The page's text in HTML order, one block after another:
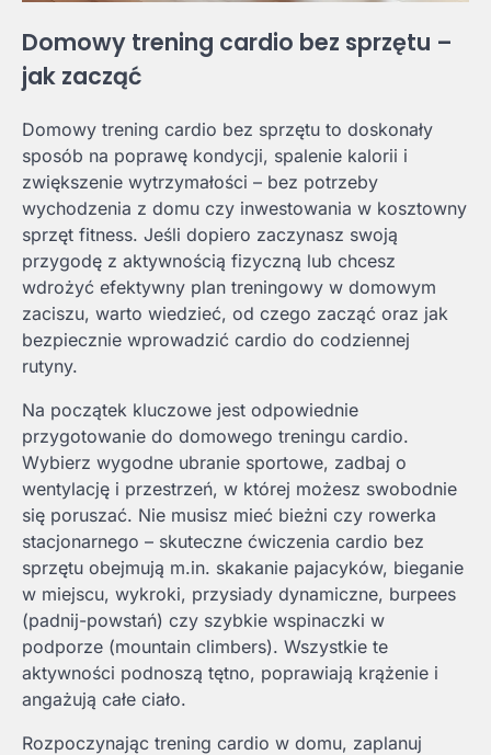
Domowy trening cardio bez sprzętu –
jak zacząć
Domowy trening cardio bez sprzętu to doskonały
sposób na poprawę kondycji, spalenie kalorii i
zwiększenie wytrzymałości – bez potrzeby
wychodzenia z domu czy inwestowania w kosztowny
sprzęt fitness. Jeśli dopiero zaczynasz swoją
przygodę z aktywnością fizyczną lub chcesz
wdrożyć efektywny plan treningowy w domowym
zaciszu, warto wiedzieć, od czego zacząć oraz jak
bezpiecznie wprowadzić cardio do codziennej
rutyny.
Na początek kluczowe jest odpowiednie
przygotowanie do domowego treningu cardio.
Wybierz wygodne ubranie sportowe, zadbaj o
wentylację i przestrzeń, w której możesz swobodnie
się poruszać. Nie musisz mieć bieżni czy rowerka
stacjonarnego – skuteczne ćwiczenia cardio bez
sprzętu obejmują m.in. skakanie pajacyków, bieganie
w miejscu, wykroki, przysiady dynamiczne, burpees
(padnij-powstań) czy szybkie wspinaczki w
podporze (mountain climbers). Wszystkie te
aktywności podnoszą tętno, poprawiają krążenie i
angażują całe ciało.
Rozpoczynając trening cardio w domu, zaplanuj